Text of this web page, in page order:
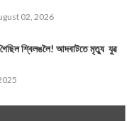
02, 2026
গৈছিল শ্বিলঙলৈ! আদবাটতে মৃত্যু যুৱ